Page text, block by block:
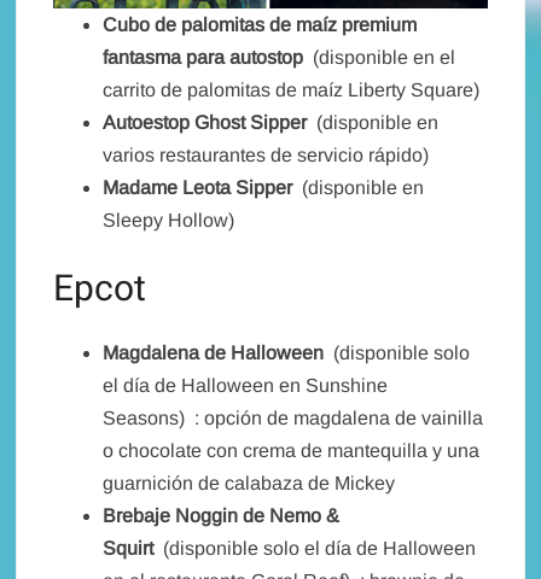
Cubo de palomitas de maíz premium
fantasma para autostop (disponible en el
carrito de palomitas de maíz Liberty Square)
Autoestop Ghost Sipper (disponible en
varios restaurantes de servicio rápido)
Madame Leota Sipper (disponible en
Sleepy Hollow)
Epcot
Magdalena de Halloween (disponible solo
el día de Halloween en Sunshine
Seasons) : opción de magdalena de vainilla
o chocolate con crema de mantequilla y una
guarnición de calabaza de Mickey
Brebaje Noggin de Nemo &
Squirt (disponible solo el día de Halloween